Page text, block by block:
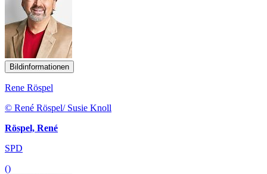
Bildinformationen
Rene Röspel
© René Röspel/ Susie Knoll
Röspel, René
SPD
()